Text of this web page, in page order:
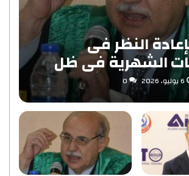
النظر فى
الشهرية فى ظل
بقلم «د/
المنعم احمد»
6 يوليو، 2026 0